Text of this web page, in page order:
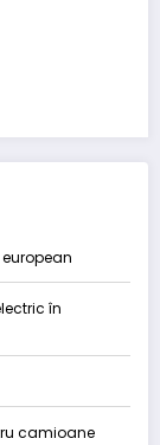
european
în
camioane